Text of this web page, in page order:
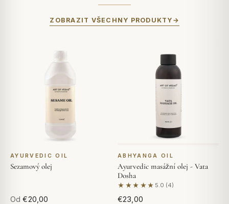
ZOBRAZIT VŠECHNY PRODUKTY
AYURVEDIC OIL
Sezamový olej
Od €20,00
ABHYANGA OIL
Ayurvedic masážní olej - Vata
Dosha
★★★★★ 5.0 (4)
Na základě 4 hodnocení
€23,00